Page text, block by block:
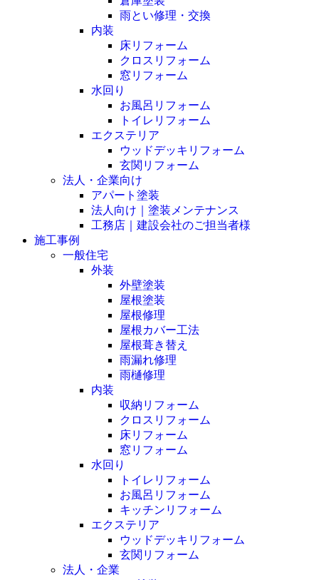
雨とい修理・交換
内装
床リフォーム
クロスリフォーム
窓リフォーム
水回り
お風呂リフォーム
トイレリフォーム
エクステリア
ウッドデッキリフォーム
玄関リフォーム
法人・企業向け
アパート塗装
法人向け｜塗装メンテナンス
工務店｜建設会社のご担当者様
施工事例
一般住宅
外装
外壁塗装
屋根塗装
屋根修理
屋根カバー工法
屋根葺き替え
雨漏れ修理
雨樋修理
内装
収納リフォーム
クロスリフォーム
床リフォーム
窓リフォーム
水回り
トイレリフォーム
お風呂リフォーム
キッチンリフォーム
エクステリア
ウッドデッキリフォーム
玄関リフォーム
法人・企業